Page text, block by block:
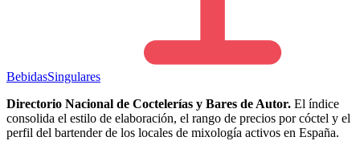
BebidasSingulares
Directorio Nacional de Coctelerías y Bares de Autor. El índice
consolida el estilo de elaboración, el rango de precios por cóctel y el
perfil del bartender de los locales de mixología activos en España.